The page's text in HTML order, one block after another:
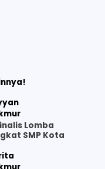
Lomba
SMP Kota